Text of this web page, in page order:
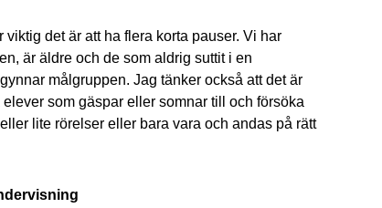
det är att ha flera korta pauser. Vi har
är äldre och de som aldrig suttit i en
målgruppen. Jag tänker också att det är
som gäspar eller somnar till och försöka
lite rörelser eller bara vara och andas på rätt